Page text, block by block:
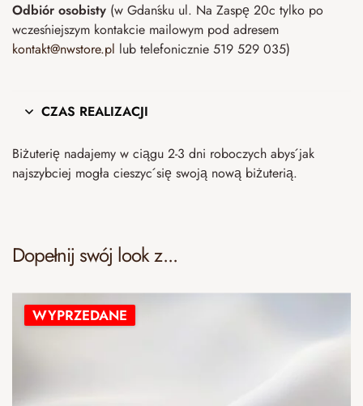
Odbiór osobisty (w Gdańsku ul. Na Zaspę 20c tylko po
wcześniejszym kontakcie mailowym pod adresem
kontakt@nwstore.pl lub telefonicznie 519 529 035)
CZAS REALIZACJI
Biżuterię nadajemy w ciągu 2-3 dni roboczych abyś jak
najszybciej mogła cieszyć się swoją nową biżuterią.
Dopełnij swój look z...
WYPRZEDANE